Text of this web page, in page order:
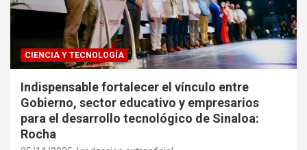
CIENCIA Y TECNOLOGÍA
Indispensable fortalecer el vínculo entre
Gobierno, sector educativo y empresarios
para el desarrollo tecnológico de Sinaloa:
Rocha